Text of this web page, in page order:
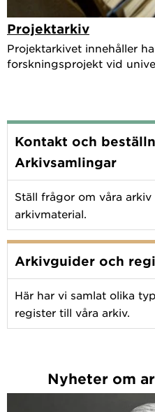
Projektarkiv
Projektarkivet innehåller
forskningsprojekt vid
Kontakt och
Arkivsamlingar
Ställ frågor om våra
arkivmaterial.
Arkivguider och
Här har vi samlat olika
register till våra arkiv.
Nyheter om